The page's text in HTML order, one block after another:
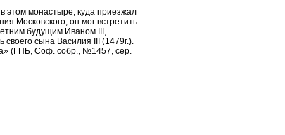
этом монастыре, куда приезжал
Московского, он мог встретить
будущим Иваном III,
сына Василия III (1479г.).
(ГПБ, Соф. собр., №1457, сер.